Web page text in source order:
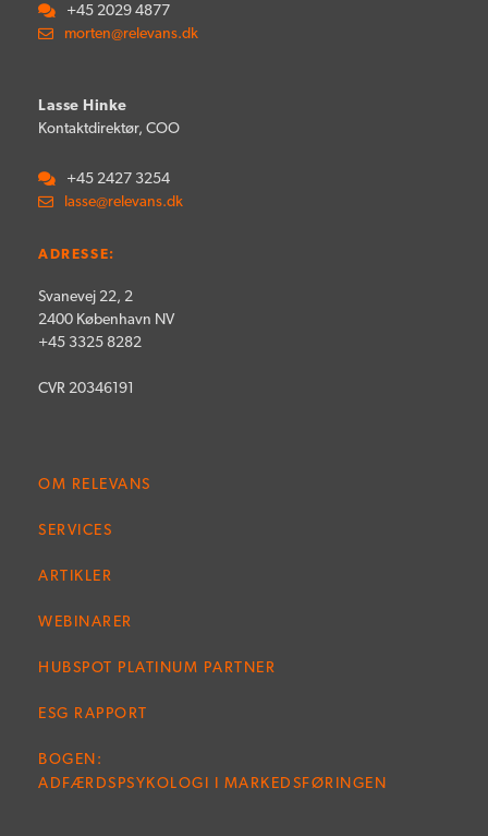
+45 2029 4877
morten@relevans.dk
Lasse Hinke
Kontaktdirektør, COO
+45 2427 3254
lasse@relevans.dk
ADRESSE:
Svanevej 22, 2
2400 København NV
+45 3325 8282
CVR 20346191
OM RELEVANS
SERVICES
ARTIKLER
WEBINARER
HUBSPOT PLATINUM PARTNER
ESG RAPPORT
BOGEN:
ADFÆRDSPSYKOLOGI I MARKEDSFØRINGEN